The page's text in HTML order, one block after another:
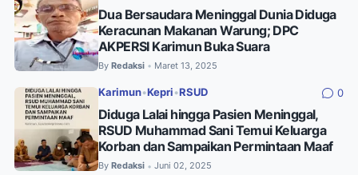
Dua Bersaudara Meninggal Dunia Diduga
Keracunan Makanan Warung; DPC
AKPERSI Karimun Buka Suara
By Redaksi • Maret 13, 2025
Karimun•Kepri •RSUD 0
Diduga Lalai hingga Pasien Meninggal,
RSUD Muhammad Sani Temui Keluarga
Korban dan Sampaikan Permintaan Maaf
By Redaksi • Juni 02, 2025